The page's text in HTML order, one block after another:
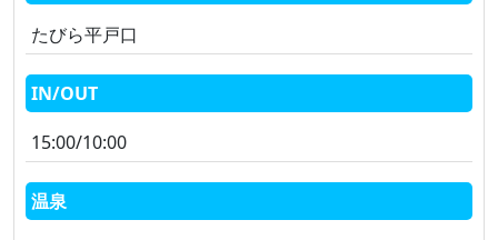
たびら平戸口
IN/OUT
15:00/10:00
温泉